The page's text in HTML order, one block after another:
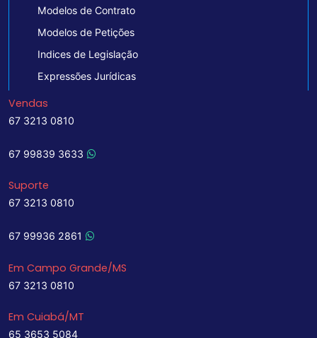
Modelos de Contrato
Modelos de Petições
Indices de Legislação
Expressões Jurídicas
Vendas
67 3213 0810
67 99839 3633
Suporte
67 3213 0810
67 99936 2861
Em Campo Grande/MS
67 3213 0810
Em Cuiabá/MT
65 3653 5084